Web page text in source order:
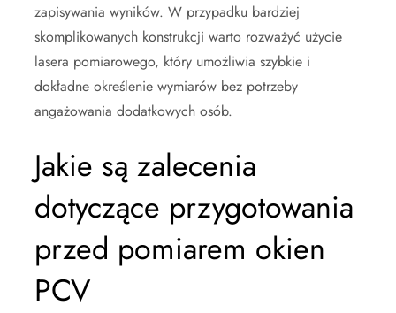
zapisywania wyników. W przypadku bardziej
skomplikowanych konstrukcji warto rozważyć użycie
lasera pomiarowego, który umożliwia szybkie i
dokładne określenie wymiarów bez potrzeby
angażowania dodatkowych osób.
Jakie są zalecenia
dotyczące przygotowania
przed pomiarem okien
PCV